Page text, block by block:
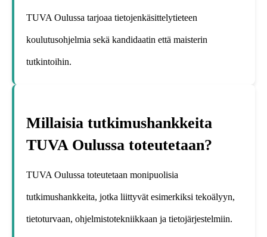
TUVA Oulussa tarjoaa tietojenkäsittelytieteen
koulutusohjelmia sekä kandidaatin että maisterin
tutkintoihin.
Millaisia tutkimushankkeita
TUVA Oulussa toteutetaan?
TUVA Oulussa toteutetaan monipuolisia
tutkimushankkeita, jotka liittyvät esimerkiksi tekoälyyn,
tietoturvaan, ohjelmistotekniikkaan ja tietojärjestelmiin.